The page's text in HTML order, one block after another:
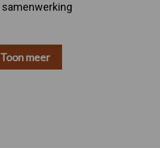
samenwerking
Toon meer